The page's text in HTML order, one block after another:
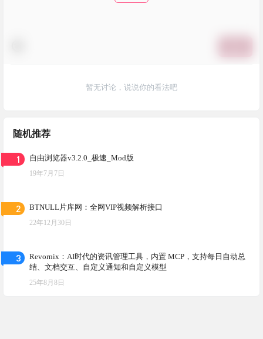
暂无讨论，说说你的看法吧
随机推荐
1 自由浏览器v3.2.0_极速_Mod版
19年7月7日
2 BTNULL片库网：全网VIP视频解析接口
22年12月30日
3
Revornix：AI时代的资讯管理工具，内置 MCP，支持每日自动总
结、文档交互、自定义通知和自定义模型
25年8月8日